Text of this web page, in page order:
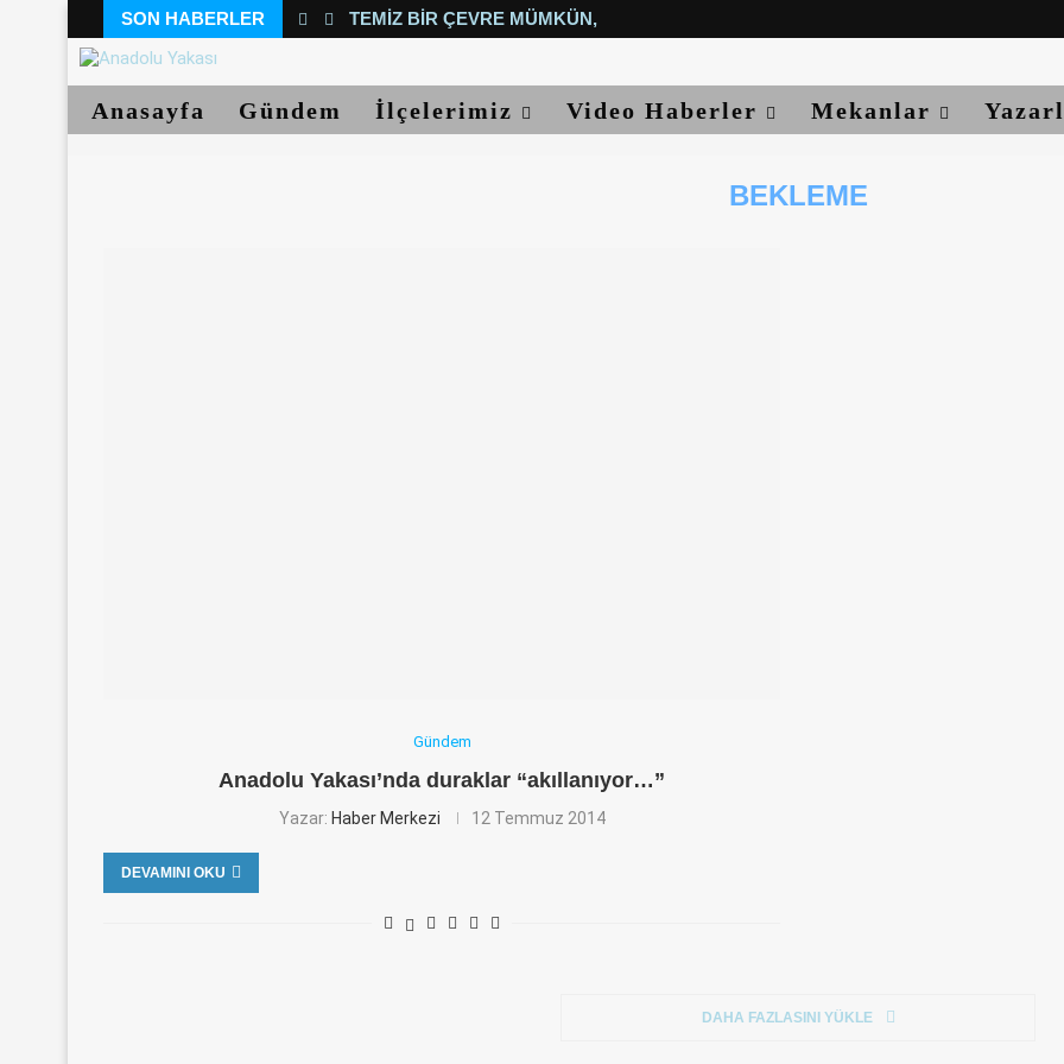
SON HABERLER TEMIZ BIR ÇEVRE MÜMKÜN, YETER...
Anasayfa Gündem İlçelerimiz Video Haberler Mekanlar
BEKLEME
Gündem
Anadolu Yakası’nda duraklar “akıllanıyor…”
Yazar: Haber Merkezi 12 Temmuz 2014
DEVAMINI OKU
DAHA FAZLASINI YÜKLE